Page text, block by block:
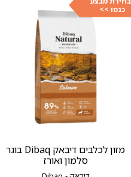
כנסו >>
מזון לכלבים דיבאק Dibaq בוגר
סלמון ואורז